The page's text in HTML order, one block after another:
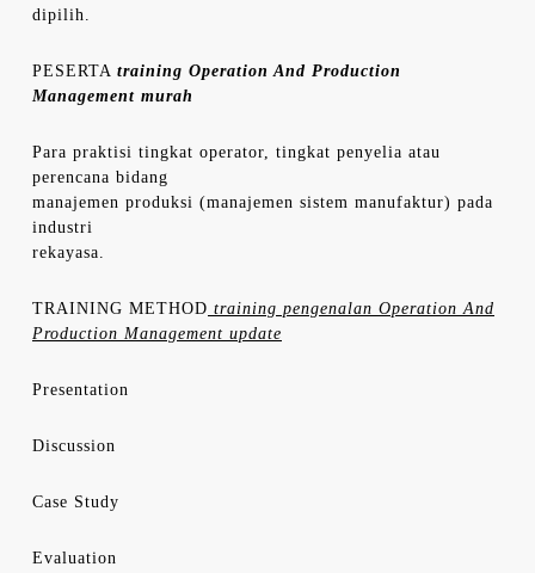
dipilih.
PESERTA training Operation And Production
Management murah
Para praktisi tingkat operator, tingkat penyelia atau
perencana bidang
manajemen produksi (manajemen sistem manufaktur) pada
industri
rekayasa.
TRAINING METHOD training pengenalan Operation And
Production Management update
Presentation
Discussion
Case Study
Evaluation